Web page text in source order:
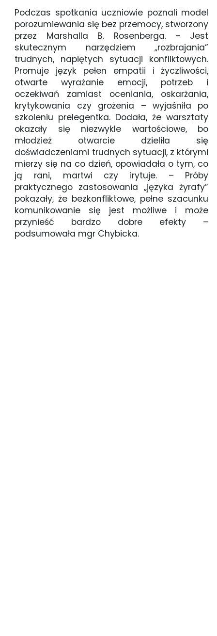
Podczas spotkania uczniowie poznali model
porozumiewania się bez przemocy, stworzony
przez Marshalla B. Rosenberga. – Jest
skutecznym narzędziem „rozbrajania”
trudnych, napiętych sytuacji konfliktowych.
Promuje język pełen empatii i życzliwości,
otwarte wyrażanie emocji, potrzeb i
oczekiwań zamiast oceniania, oskarżania,
krytykowania czy grożenia – wyjaśniła po
szkoleniu prelegentka. Dodała, że warsztaty
okazały się niezwykle wartościowe, bo
młodzież otwarcie dzieliła się
doświadczeniami trudnych sytuacji, z którymi
mierzy się na co dzień, opowiadała o tym, co
ją rani, martwi czy irytuje. – Próby
praktycznego zastosowania „języka żyrafy”
pokazały, że bezkonfliktowe, pełne szacunku
komunikowanie się jest możliwe i może
przynieść bardzo dobre efekty –
podsumowała mgr Chybicka.